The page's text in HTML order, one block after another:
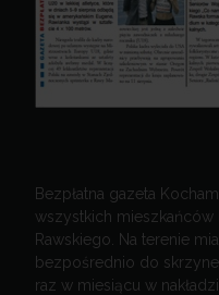
Bezpłatna gazeta
wszystkich mieszkańców
Rawskiego. Na terenie
bezpośrednio do
raz w miesiącu w